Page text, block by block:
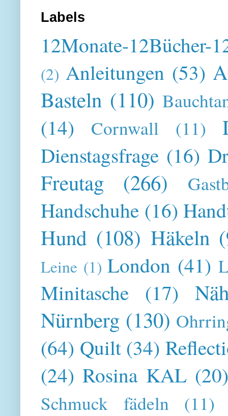
Labels
12Monate-12Bücher-
(2) Anleitungen (53)
Basteln (110)
(14) Cornwall (11)
Dienstagsfrage (16)
Freutag (266)
Handschuhe (16)
Hund (108) Häkeln
Leine (1) London (41)
Minitasche (17)
Nürnberg (130)
(64) Quilt (34)
(24) Rosina KAL
Schmuck fädeln (11)